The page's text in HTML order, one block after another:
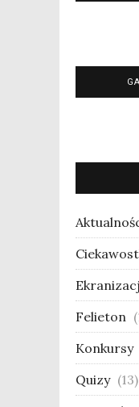
Felieton
Konkursy
Quizy (13)